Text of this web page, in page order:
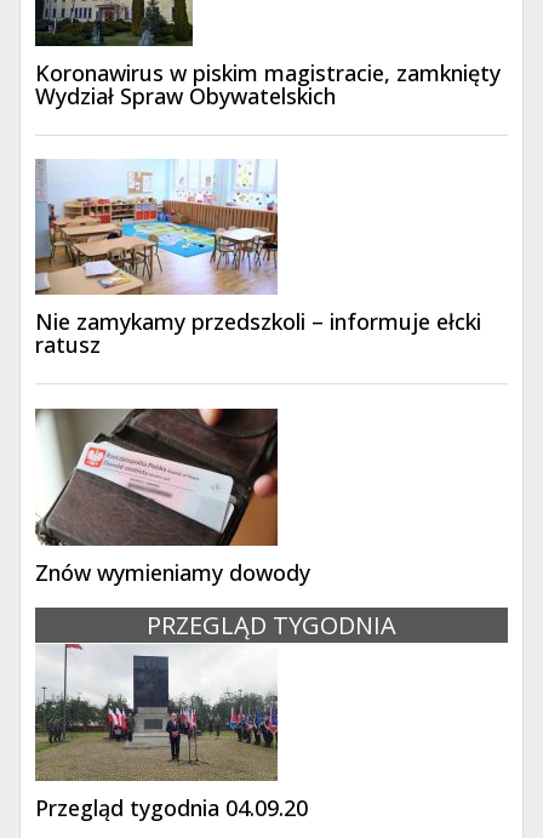
Koronawirus w piskim magistracie, zamknięty
Wydział Spraw Obywatelskich
Nie zamykamy przedszkoli – informuje ełcki
ratusz
Znów wymieniamy dowody
PRZEGLĄD TYGODNIA
Przegląd tygodnia 04.09.20